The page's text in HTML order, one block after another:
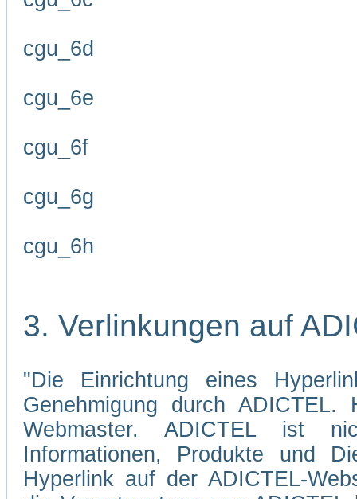
cgu_6d
cgu_6e
cgu_6f
cgu_6g
cgu_6h
3. Verlinkungen auf
"Die Einrichtung eines
Genehmigung durch
Webmaster. ADICTEL ist
Informationen, Produkte und
Hyperlink auf der ADICTEL-